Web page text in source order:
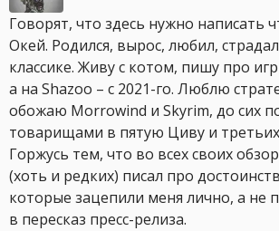
Говорят, что здесь нужно написать
Окей. Родился, вырос, любил,
классике. Живу с котом, пишу про
а на Shazoo – с 2021-го. Люблю
обожаю Morrowind и Skyrim, до сих
товарищами в пятую Циву и
Горжусь тем, что во всех своих
(хоть и редких) писал про
которые зацепили меня лично, а не
в пересказ пресс-релиза.